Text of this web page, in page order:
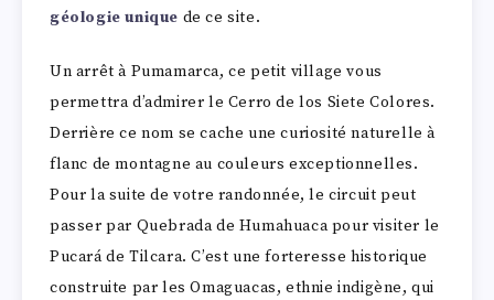
géologie unique de ce site.
Un arrêt à Pumamarca, ce petit village vous
permettra d’admirer le Cerro de los Siete Colores.
Derrière ce nom se cache une curiosité naturelle à
flanc de montagne au couleurs exceptionnelles.
Pour la suite de votre randonnée, le circuit peut
passer par Quebrada de Humahuaca pour visiter le
Pucará de Tilcara. C’est une forteresse historique
construite par les Omaguacas, ethnie indigène, qui